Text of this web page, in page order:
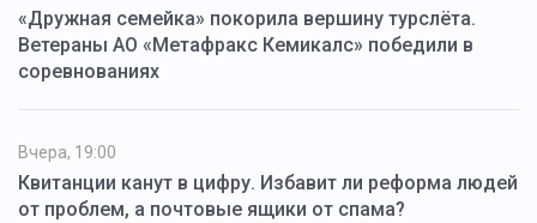
«Дружная семейка» покорила вершину турслёта.
Ветераны АО «Метафракс Кемикалс» победили в
соревнованиях
Вчера, 19:00
Квитанции канут в цифру. Избавит ли реформа людей
от проблем, а почтовые ящики от спама?